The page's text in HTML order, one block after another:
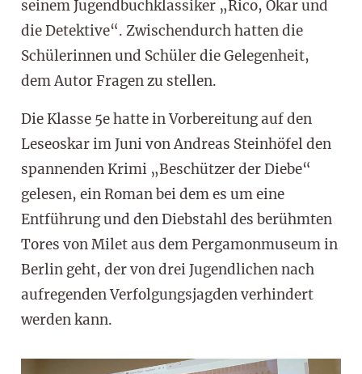
seinem Jugendbuchklassiker „Rico, Okar und
die Detektive“. Zwischendurch hatten die
Schülerinnen und Schüler die Gelegenheit,
dem Autor Fragen zu stellen.
Die Klasse 5e hatte in Vorbereitung auf den
Leseoskar im Juni von Andreas Steinhöfel den
spannenden Krimi „Beschützer der Diebe“
gelesen, ein Roman bei dem es um eine
Entführung und den Diebstahl des berühmten
Tores von Milet aus dem Pergamonmuseum in
Berlin geht, der von drei Jugendlichen nach
aufregenden Verfolgungsjagden verhindert
werden kann.